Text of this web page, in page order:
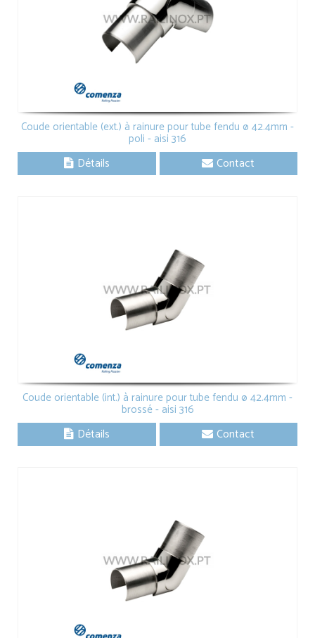
Coude orientable (ext.) à rainure pour tube fendu ø 42.4mm -
poli - aisi 316
Détails Contact
Coude orientable (int.) à rainure pour tube fendu ø 42.4mm -
brossé - aisi 316
Détails Contact